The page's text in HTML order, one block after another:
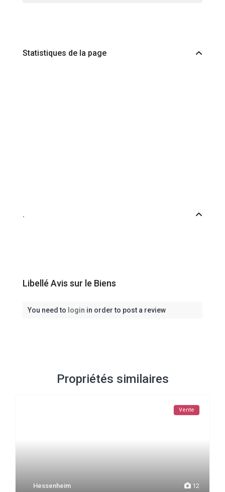
Statistiques de la page
.
Libellé Avis sur le Biens
You need to login in order to post a review
Propriétés similaires
12
Hessenheim
Vente